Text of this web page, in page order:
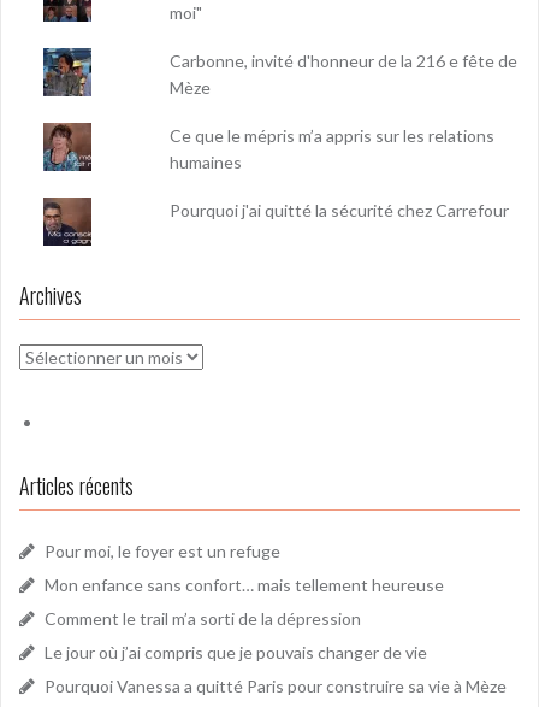
moi"
Carbonne, invité d'honneur de la 216 e fête de
Mèze
Ce que le mépris m’a appris sur les relations
humaines
Pourquoi j'ai quitté la sécurité chez Carrefour
Archives
Archives
Articles récents
Pour moi, le foyer est un refuge
Mon enfance sans confort… mais tellement heureuse
Comment le trail m’a sorti de la dépression
Le jour où j’ai compris que je pouvais changer de vie
Pourquoi Vanessa a quitté Paris pour construire sa vie à Mèze